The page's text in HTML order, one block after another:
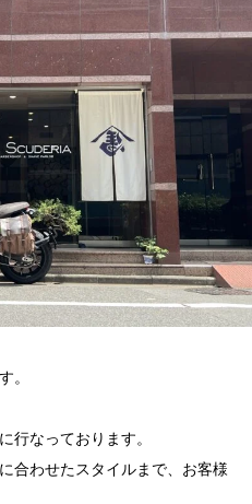
。
行なっております。
合わせたスタイルまで、お客様